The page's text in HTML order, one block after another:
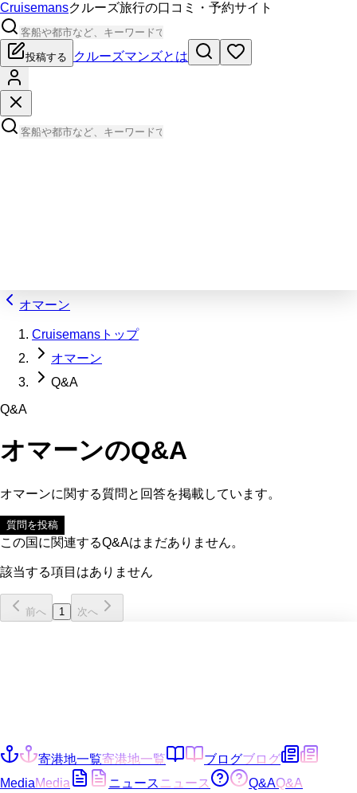
Cruisemansクルーズ旅行の口コミ・予約サイト
投稿する クルーズマンズとは
オマーン
Cruisemansトップ
オマーン
Q&A
Q&A
オマーンのQ&A
オマーンに関する質問と回答を掲載しています。
質問を投稿
この国に関連するQ&Aはまだありません。
該当する項目はありません
前へ 1 次へ
寄港地一覧寄港地一覧 ブログブログ
MediaMedia ニュース ニュース Q&AQ&A